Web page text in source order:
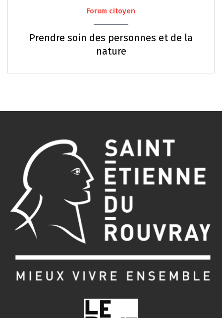
Forum citoyen
Prendre soin des personnes et de la
nature